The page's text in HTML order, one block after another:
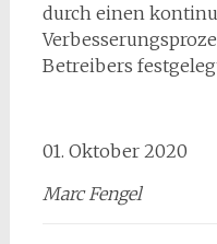
durch einen
Betreibers
01. Oktober 2020
Marc Fengel